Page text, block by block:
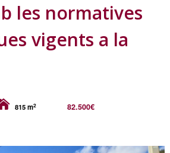
les normatives
vigents a la
815 m2
82.500€